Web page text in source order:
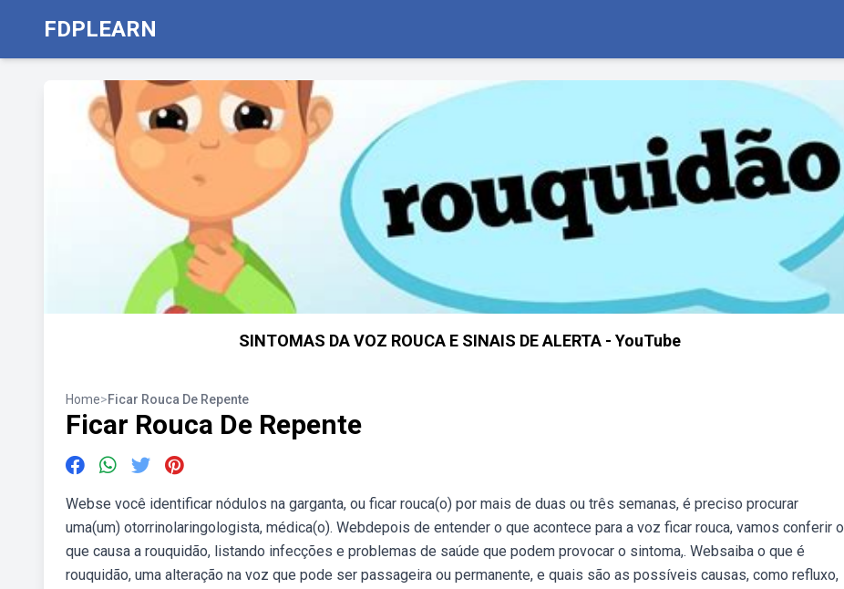
FDPLEARN
SINTOMAS DA VOZ ROUCA E SINAIS DE ALERTA - YouTube
Home>Ficar Rouca De Repente
Ficar Rouca De Repente
Webse você identificar nódulos na garganta, ou ficar rouca(o) por mais de duas ou três semanas, é preciso procurar
uma(um) otorrinolaringologista, médica(o). Webdepois de entender o que acontece para a voz ficar rouca, vamos conferir o
que causa a rouquidão, listando infecções e problemas de saúde que podem provocar o sintoma,. Websaiba o que é
rouquidão, uma alteração na voz que pode ser passageira ou permanente, e quais são as possíveis causas, como refluxo,